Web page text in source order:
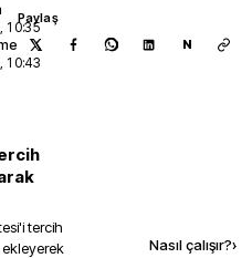
10:35
10:43
Paylaş
N
'i tercih
Nasıl çalışır?›